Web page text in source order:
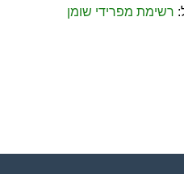
רשימת מפרידי שומן